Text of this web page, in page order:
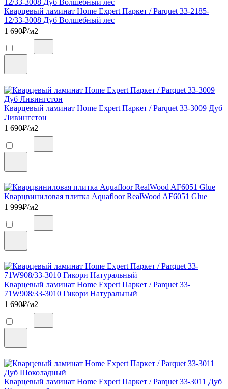
Кварцевый ламинат Home Expert Паркет / Parquet 33-2185-
12/33-3008 Дуб Волшебный лес
1 690₽/м2
Кварцевый ламинат Home Expert Паркет / Parquet 33-3009 Дуб
Ливингстон
1 690₽/м2
Кварцвиниловая плитка Aquafloor RealWood AF6051 Glue
1 999₽/м2
Кварцевый ламинат Home Expert Паркет / Parquet 33-
71W908/33-3010 Гикори Натуральный
1 690₽/м2
Кварцевый ламинат Home Expert Паркет / Parquet 33-3011 Дуб